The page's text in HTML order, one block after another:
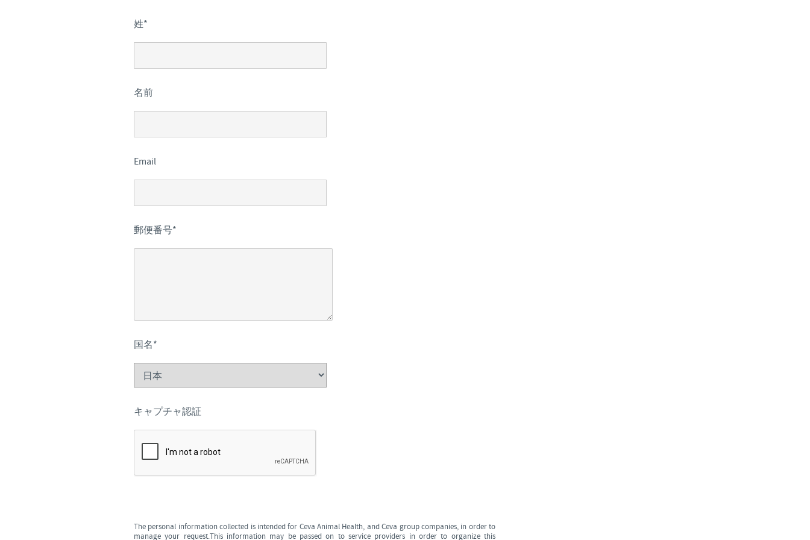
姓*
名前
Email
郵便番号*
国名*
キャプチャ認証
The personal information collected is intended for Ceva Animal Health, and Ceva group companies, in order to
manage your request.This information may be passed on to service providers in order to organize this